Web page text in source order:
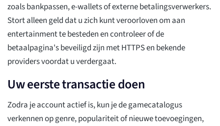
zoals bankpassen, e-wallets of externe betalingsverwerkers.
Stort alleen geld dat u zich kunt veroorloven om aan
entertainment te besteden en controleer of de
betaalpagina's beveiligd zijn met HTTPS en bekende
providers voordat u verdergaat.
Uw eerste transactie doen
Zodra je account actief is, kun je de gamecatalogus
verkennen op genre, populariteit of nieuwe toevoegingen,